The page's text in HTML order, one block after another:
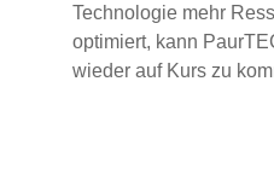
Technologie mehr
optimiert, kann
wieder auf Kurs zu